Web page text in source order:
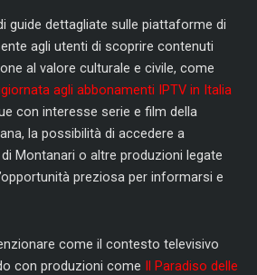
guide dettagliate sulle piattaforme di
agli utenti di scoprire contenuti
al valore culturale e civile, come
agli abbonamenti IPTV in Italia
con interesse serie e film della
la possibilità di accedere a
Montanari o altre produzioni legate
preziosa per informarsi e
come il contesto televisivo
con produzioni come Il Paradiso delle